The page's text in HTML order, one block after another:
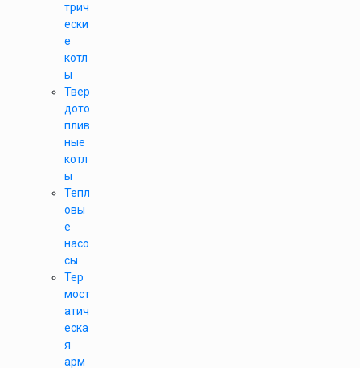
трич
ески
е
котл
ы
Твер
дото
плив
ные
котл
ы
Тепл
овы
е
насо
сы
Тер
мост
атич
еска
я
арм